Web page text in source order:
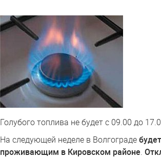
Голубого топлива не будет с 09.00 до
На следующей неделе в Волгограде
проживающим в Кировском районе.